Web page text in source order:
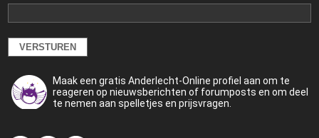
Maak een gratis Anderlecht-Online profiel aan om te
reageren op nieuwsberichten of forumposts en om deel
te nemen aan spelletjes en prijsvragen.